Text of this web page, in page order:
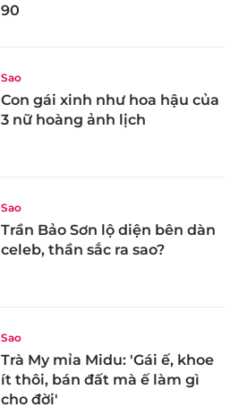
90
Sao
Con gái xinh như hoa hậu của
3 nữ hoàng ảnh lịch
Sao
Trần Bảo Sơn lộ diện bên dàn
celeb, thần sắc ra sao?
Sao
Trà My mỉa Midu: 'Gái ế, khoe
ít thôi, bán đất mà ế làm gì
cho đời'